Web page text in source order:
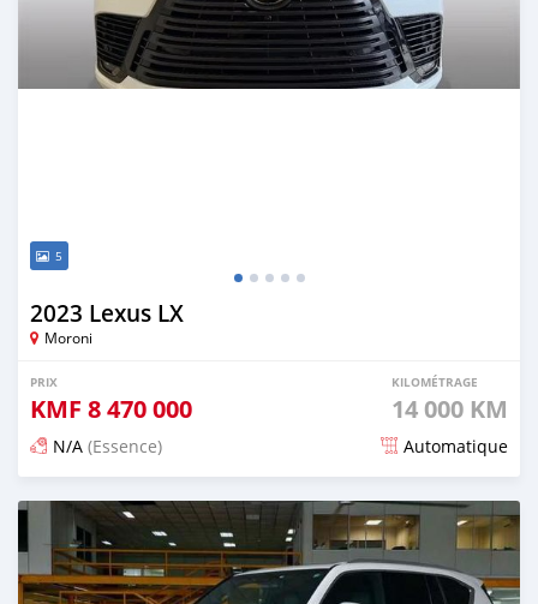
5
2023 Lexus LX
Moroni
PRIX
KMF 8 470 000
KILOMÉTRAGE
14 000 KM
N/A (Essence) Automatique
Publié il y a 5 mois